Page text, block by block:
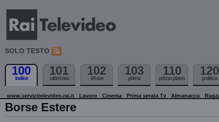
SOLO TESTO
100
indice
101
ultim'ora
102
24 ore
103
prima
110
primo piano
120
politica
www.servizitelevideo.rai.it Lavoro Cinema Prima serata Tv Almanacco
Borse Estere